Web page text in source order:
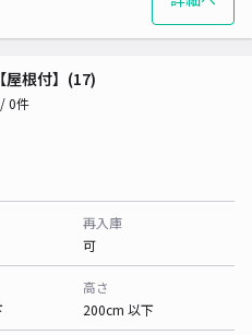
屋根付】(17)
/ 0件
再入庫
可
高さ
200cm 以下